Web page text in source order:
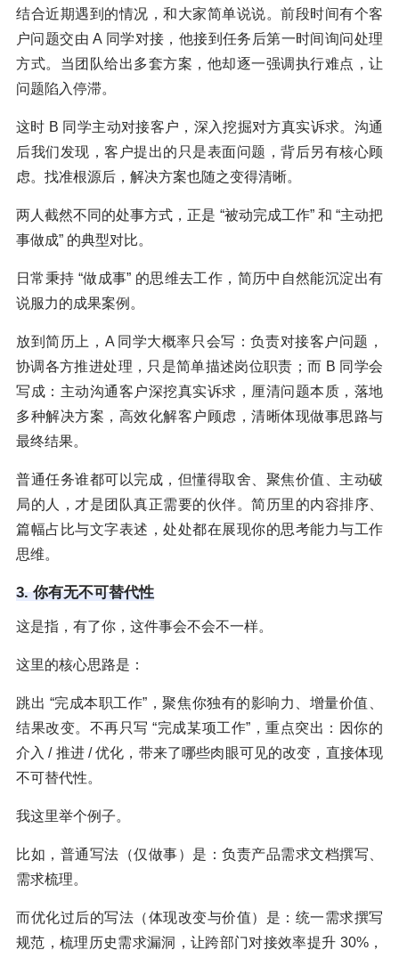
结合近期遇到的情况，和大家简单说说。前段时间有个客
户问题交由 A 同学对接，他接到任务后第一时间询问处理
方式。当团队给出多套方案，他却逐一强调执行难点，让
问题陷入停滞。
这时 B 同学主动对接客户，深入挖掘对方真实诉求。沟通
后我们发现，客户提出的只是表面问题，背后另有核心顾
虑。找准根源后，解决方案也随之变得清晰。
两人截然不同的处事方式，正是 “被动完成工作” 和 “主动把
事做成” 的典型对比。
日常秉持 “做成事” 的思维去工作，简历中自然能沉淀出有
说服力的成果案例。
放到简历上，A 同学大概率只会写：负责对接客户问题，
协调各方推进处理，只是简单描述岗位职责；而 B 同学会
写成：主动沟通客户深挖真实诉求，厘清问题本质，落地
多种解决方案，高效化解客户顾虑，清晰体现做事思路与
最终结果。
普通任务谁都可以完成，但懂得取舍、聚焦价值、主动破
局的人，才是团队真正需要的伙伴。简历里的内容排序、
篇幅占比与文字表述，处处都在展现你的思考能力与工作
思维。
3. 你有无不可替代性
这是指，有了你，这件事会不会不一样。
这里的核心思路是：
跳出 “完成本职工作”，聚焦你独有的影响力、增量价值、
结果改变。不再只写 “完成某项工作”，重点突出：因你的
介入 / 推进 / 优化，带来了哪些肉眼可见的改变，直接体现
不可替代性。
我这里举个例子。
比如，普通写法（仅做事）是：负责产品需求文档撰写、
需求梳理。
而优化过后的写法（体现改变与价值）是：统一需求撰写
规范，梳理历史需求漏洞，让跨部门对接效率提升 30%，